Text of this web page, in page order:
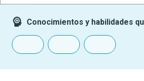
Conocimientos y habilidades